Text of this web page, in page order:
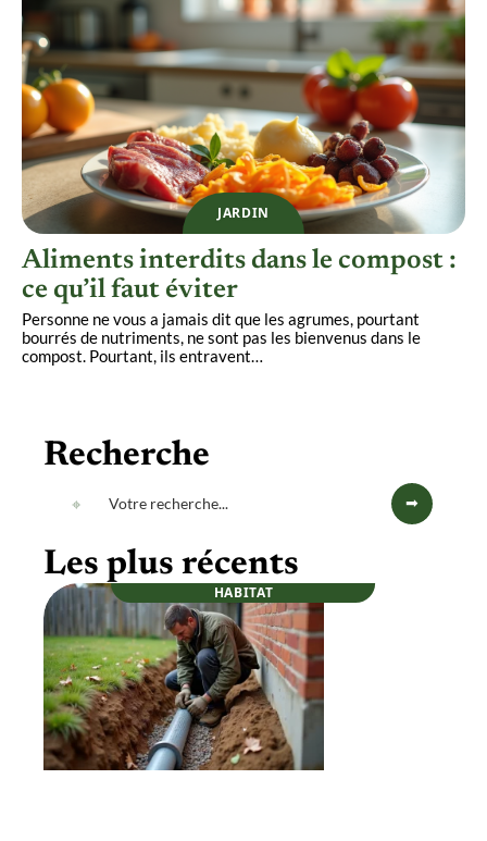
JARDIN
Aliments interdits dans le compost :
ce qu’il faut éviter
Personne ne vous a jamais dit que les agrumes, pourtant
bourrés de nutriments, ne sont pas les bienvenus dans le
compost. Pourtant, ils entravent…
Recherche
Les plus récents
HABITAT